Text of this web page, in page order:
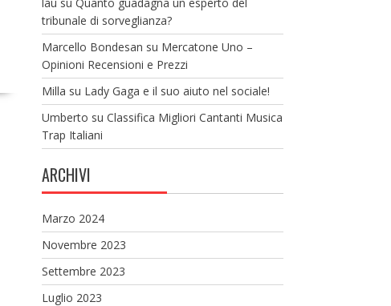
tribunale di sorveglianza?
Marcello Bondesan su Mercatone Uno –
Opinioni Recensioni e Prezzi
Milla su Lady Gaga e il suo aiuto nel sociale!
Umberto su Classifica Migliori Cantanti Musica
Trap Italiani
ARCHIVI
Marzo 2024
Novembre 2023
Settembre 2023
Luglio 2023